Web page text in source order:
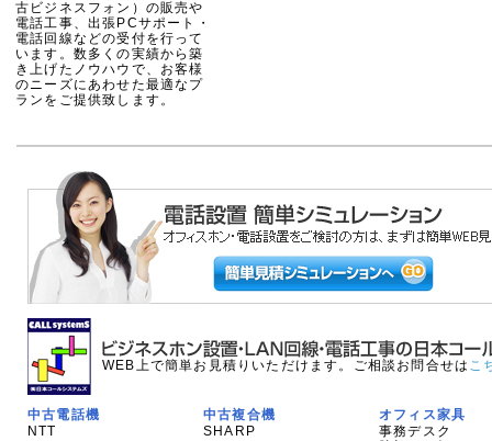
古ビジネスフォン）の販売や
電話工事、出張PCサポート・
電話回線などの受付を行って
います。数多くの実績から築
き上げたノウハウで、お客様
のニーズにあわせた最適なプ
ランをご提供致します。
WEB上で簡単お見積りいただけます。ご相談お問合せは こ
中古電話機
NTT
中古複合機
SHARP
オフィス家具
事務デスク